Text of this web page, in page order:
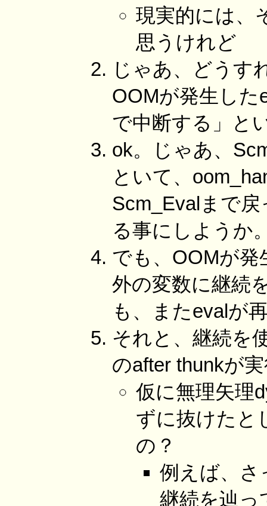
現実的には、
思うけれど
じゃあ、どうす
OOMが発生し
で中断する」と
ok。じゃあ、
といて、
Scm_Evalまで
る事にしようか
でも、OOMが
外の変数に継続
も、またevalが
それと、継続を
のafter thunkが
仮に無理矢理
ずに抜けたと
の？
例えば、さ
継続を辿っ